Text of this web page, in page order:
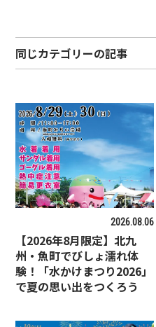
同じカテゴリーの記事
2026.08.06
【2026年8月限定】北九
州・魚町でびしょ濡れ体
験！「水かけまつり2026」
で夏の思い出をつくろう